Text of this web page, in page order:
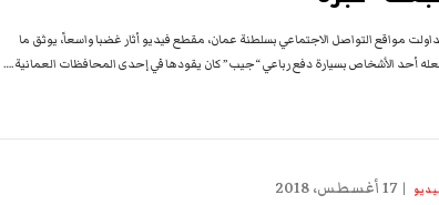
مواقع التواصل الاجتماعي بسلطنة عمان، مقطع فيديو أثار غضبا واسعاً، يوثق ما
أحد الأشخاص بسيارة دفع رباعي “جيب” كان يقودها في إحدى المحافظات العمانية.…
17 أغسطس، 2018